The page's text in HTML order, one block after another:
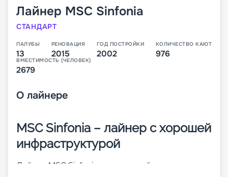
Лайнер MSC Sinfonia
СТАНДАРТ
ПАЛУБЫ
13
РЕНОВАЦИЯ
2015
ГОД ПОСТРОЙКИ
2002
КОЛИЧЕСТВО КАЮТ
976
ВМЕСТИМОСТЬ (ЧЕЛОВЕК)
2679
О лайнере
MSC Sinfonia – лайнер с хорошей
инфраструктурой
Лайнер MSC Sinfonia – это второй из круизных